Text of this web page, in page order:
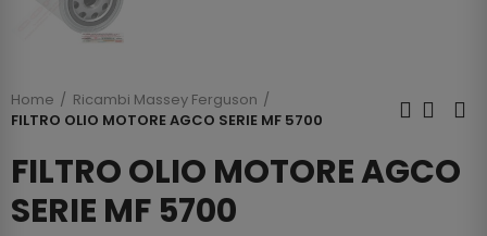
Home
Ricambi Massey Ferguson
FILTRO OLIO MOTORE AGCO SERIE MF 5700
FILTRO OLIO MOTORE AGCO
SERIE MF 5700